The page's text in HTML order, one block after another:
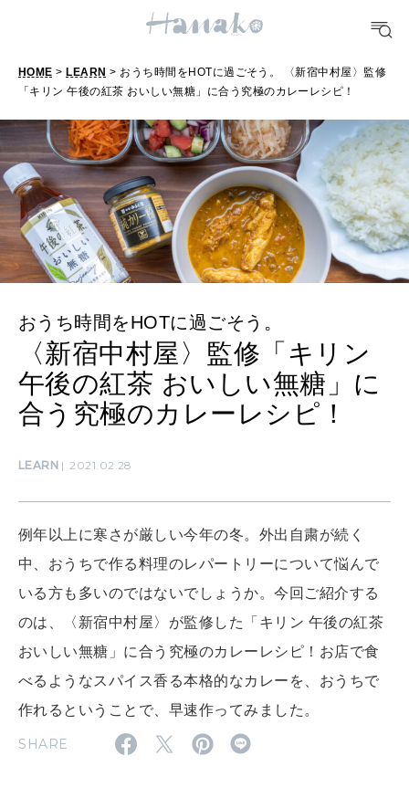
FORTUNE
[12星座別] Weekly Holoscope
[12星座別] Monthly Love Holoscope
女神まり愛のタロットメッセージ
算命学がわかる今月のあなた
HEALTH
自分にやさしく
LEARN
知る、考える
MAMA
ママもいろいろ
SUSTAINABLE
わたしができること
CULTURE
WORK&MONEY
MAGAZINE
2026年9月号「北海道 おいしく遊ぶ、夏のご褒美旅。」
HOME > LEARN > おうち時間をHOTに過ごそう。 〈新宿中村屋〉監修
「キリン 午後の紅茶 おいしい無糖」に合う究極のカレーレシピ！
おうち時間をHOTに過ごそう。
〈新宿中村屋〉監修「キリン
午後の紅茶 おいしい無糖」に
合う究極のカレーレシピ！
LEARN 2021.02.28
例年以上に寒さが厳しい今年の冬。外出自粛が続く
中、おうちで作る料理のレパートリーについて悩んで
いる方も多いのではないでしょうか。今回ご紹介する
のは、〈新宿中村屋〉が監修した「キリン 午後の紅茶
おいしい無糖」に合う究極のカレーレシピ！お店で食
べるようなスパイス香る本格的なカレーを、おうちで
作れるということで、早速作ってみました。
SHARE